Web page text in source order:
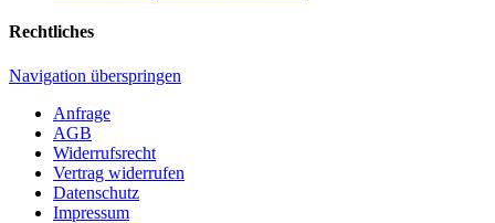
Rechtliches
Navigation überspringen
Anfrage
AGB
Widerrufsrecht
Vertrag widerrufen
Datenschutz
Impressum